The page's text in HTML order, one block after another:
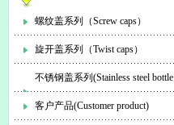
螺纹盖系列（Screw caps）
旋开盖系列（Twist caps）
不锈钢盖系列(Stainless steel bottle
cap)
客户产品(Customer product)